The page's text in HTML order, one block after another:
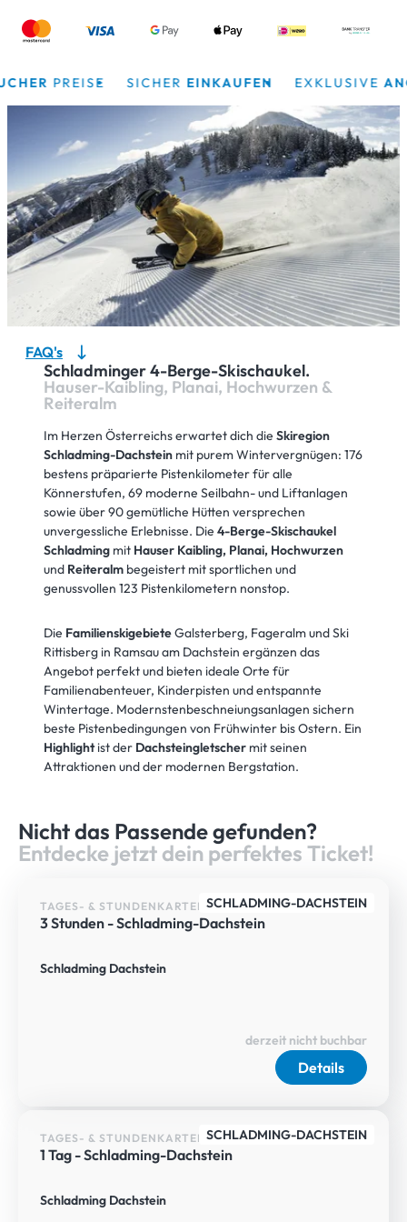
PREISE SICHEREINKAUFEN EXKLUSIVE
FAQ's
Schladminger 4-Berge-Skischaukel.
Hauser-Kaibling, Planai, Hochwurzen &
Reiteralm
Im Herzen Österreichs erwartet dich die Skiregion
Schladming-Dachstein mit purem Wintervergnügen: 176
bestens präparierte Pistenkilometer für alle
Könnerstufen, 69 moderne Seilbahn- und Liftanlagen
sowie über 90 gemütliche Hütten versprechen
unvergessliche Erlebnisse. Die 4-Berge-Skischaukel
Schladming mit Hauser Kaibling, Planai, Hochwurzen
und Reiteralm begeistert mit sportlichen und
genussvollen 123 Pistenkilometern nonstop.
Die FamilienskigebieteGalsterberg, Fageralm und Ski
Rittisberg in Ramsau am Dachstein ergänzen das
Angebot perfekt und bieten ideale Orte für
Familienabenteuer, Kinderpisten und entspannte
Wintertage. Modernstenbeschneiungsanlagen sichern
beste Pistenbedingungen von Frühwinter bis Ostern. Ein
Highlightist der Dachsteingletscher mit seinen
Attraktionen und der modernen Bergstation.
Nicht das Passende gefunden?
Entdecke jetzt dein perfektes Ticket!
SCHLADMING-DACHSTEIN
TAGES- & STUNDENKARTEN
3 Stunden - Schladming-Dachstein
Schladming Dachstein
Details
derzeit nicht buchbar
SCHLADMING-DACHSTEIN
TAGES- & STUNDENKARTEN
1 Tag - Schladming-Dachstein
Schladming Dachstein